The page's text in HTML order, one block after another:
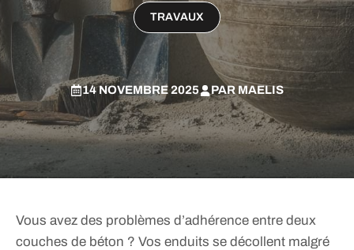
TRAVAUX
14 NOVEMBRE 2025 PAR MAELIS
Vous avez des problèmes d’adhérence entre deux
couches de béton ? Vos enduits se décollent malgré